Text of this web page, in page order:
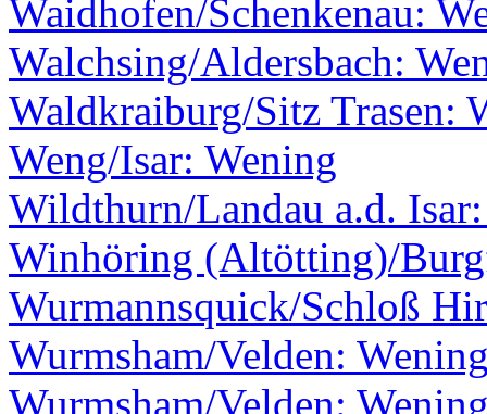
Waidhofen/Schenkenau:
Walchsing/Aldersbach:
Waldkraiburg/Sitz Trasen:
Weng/Isar: Wening
Wildthurn/Landau a.d.
Winhöring (Altötting)/
Wurmannsquick/Schloß
Wurmsham/Velden:
Wurmsham/Velden: